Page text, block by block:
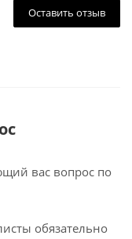
Оставить отзыв
вас вопрос по
обязательно